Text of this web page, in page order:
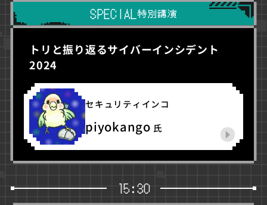
SPECIAL特別講演
トリと振り返るサイバーインシデント
2024
セキュリティインコ
piyokango 氏
15:30